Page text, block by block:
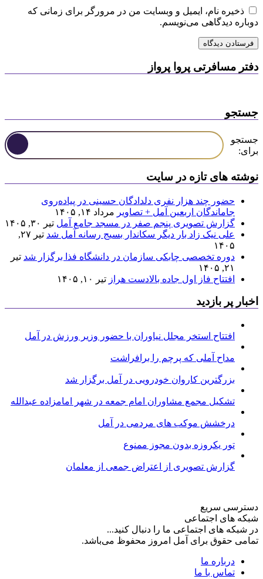
ذخیره نام، ایمیل و وبسایت من در مرورگر برای زمانی که
دوباره دیدگاهی می‌نویسم.
دفتر مسافرتی پروا پرواز
جستجو
جستجو
برای:
نوشته های تازه در سایت
حضور چند هزار نفری دلدادگان حسینی در پیاده‌روی
جاماندگان اربعین آمل + تصاویر مرداد ۱۴, ۱۴۰۵
گزارش تصویری پنجم صفر در مسجد جامع آمل تیر ۳۰, ۱۴۰۵
علی نیک زاد بار دیگر سکاندار بسیج رسانه آمل شد
تیر ۲۷,
۱۴۰۵
دوره تخصصی چابکی سازمان در دانشگاه فذا برگزار شد تیر
۲۱, ۱۴۰۵
افتتاح فاز اول جاده بالادست هراز تیر ۱۰, ۱۴۰۵
اخبار پر بازدید
افتتاح استخر مجلل نیاوران با حضور وزیر ورزش در آمل
مداح آملی که پرچم را برافراشت
بزرگترین کاروان خودرویی در آمل برگزار شد
تشکیل مجمع مشاوران امام جمعه در شهر امامزاده عبدالله
درخشش موکب های مردمی در آمل
تور یکروزه بدون مجوز ممنوع
گزارش تصویری از اعتراض جمعی از معلمان
دسترسی سریع
شبکه های اجتماعی
در شبکه های اجتماعی ما را دنبال کنید...
تمامی حقوق برای آمل امروز محفوظ می‌باشد.
درباره ما
تماس با ما